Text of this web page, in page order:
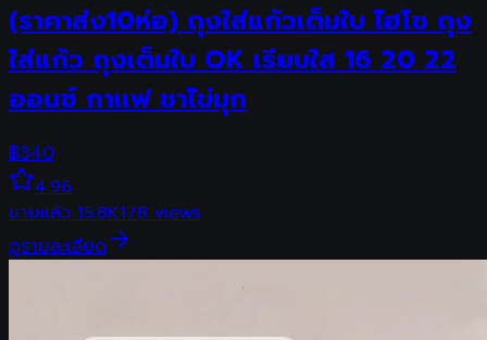
(ราคาส่ง10ห่อ) ถุงใส่แก้วเต็มใบ ไฮโซ ถุง
ใส่แก้ว ถุงเต็มใบ OK เรียบใส 16 20 22
ออนซ์ กาแฟ ชาไข่มุก
฿340
4.96
ขายแล้ว15.8K178views
ดูรายละเอียด